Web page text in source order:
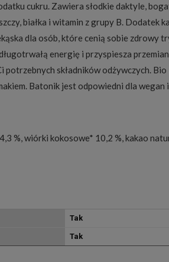
cukru. Zawiera słodkie daktyle,
białka i witamin z grupy B. Dodatek
dla osób, które cenią sobie zdrowy
energię i przyspiesza
składników odżywczych.
Batonik jest odpowiedni dla
%, wiórki kokosowe* 10,2 %, kakao
Tak
Tak